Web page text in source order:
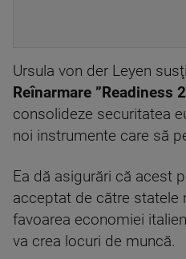
Ursula von der Leyen
Reînarmare ”Readiness
consolideze securitatea
noi instrumente care să
Ea dă asigurări că acest
acceptat de către statele
favoarea economiei
va crea locuri de muncă.